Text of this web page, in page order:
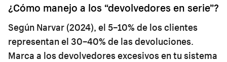
¿Cómo manejo a los “devolvedores en serie”?
Según Narvar (2024), el 5–10% de los clientes
representan el 30–40% de las devoluciones.
Marca a los devolvedores excesivos en tu sistema